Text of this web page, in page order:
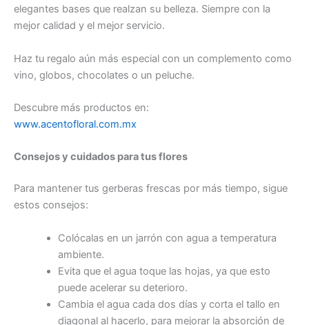
elegantes bases que realzan su belleza. Siempre con la
mejor calidad y el mejor servicio.
Haz tu regalo aún más especial con un complemento como
vino, globos, chocolates o un peluche.
Descubre más productos en:
www.acentofloral.com.mx
Consejos y cuidados para tus flores
Para mantener tus gerberas frescas por más tiempo, sigue
estos consejos:
Colócalas en un jarrón con agua a temperatura
ambiente.
Evita que el agua toque las hojas, ya que esto
puede acelerar su deterioro.
Cambia el agua cada dos días y corta el tallo en
diagonal al hacerlo, para mejorar la absorción de